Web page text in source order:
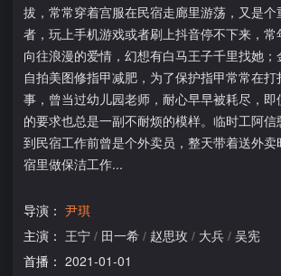
拔，常常穿着宫服在民宿走廊里游荡，又是个
者，玩上手机游戏或者刷上抖音停不下来，常
向往浪漫的爱情，幻想有白马王子千里找她
自拍美图修指甲减肥，为了保护指甲常常在打
事，曾当过幼儿园老师，耐心早早被耗尽，即
的要求也总是一副不耐烦的模样。临时工阿
到民宿工作前曾是个外卖员，整天带着送外卖
宿里做保洁工作...
导演： 尹琪
主演： 王宁 / 田一希 / 赵思玫 / 大兵 / 吴宪
首播： 2021-01-01